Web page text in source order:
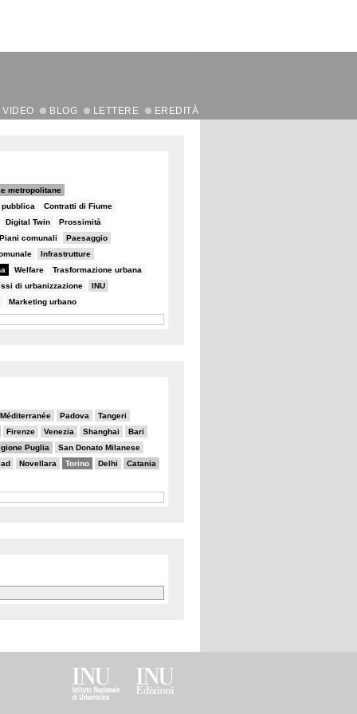
VIDEO BLOG LETTERE EREDITÀ
metropolitane
Contratti di Fiume
Digital Twin Prossimità
Piani comunali Paesaggio
Infrastrutture
Welfare Trasformazione urbana
di urbanizzazione INU
Marketing urbano
Padova Tangeri
Firenze Venezia Shanghai Bari
Puglia San Donato Milanese
Novellara Torino Delhi Catania